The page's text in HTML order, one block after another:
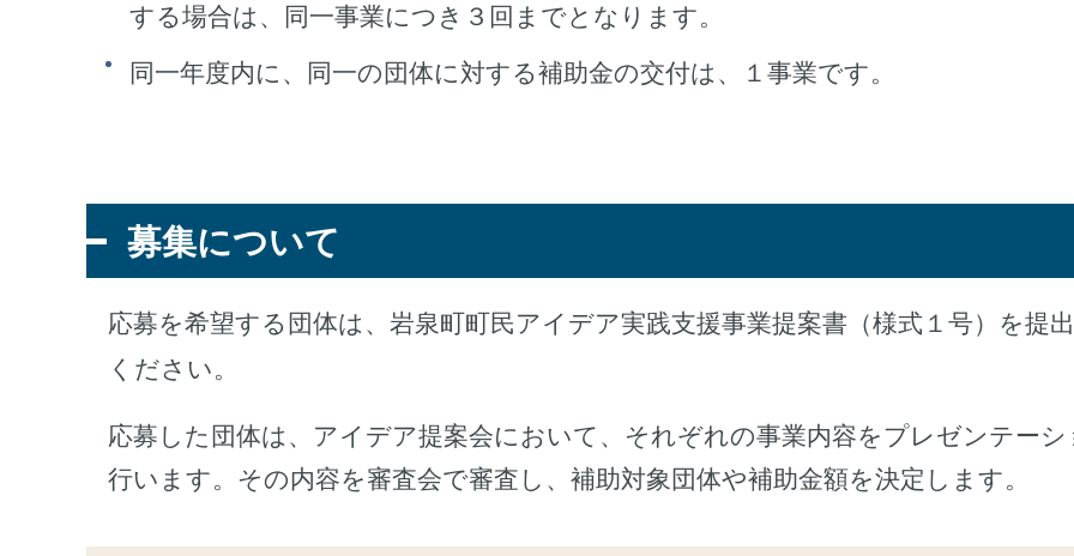
する場合は、同一事業につき３回までとなります。
同一年度内に、同一の団体に対する補助金の交付は、１事業です。
募集について
応募を希望する団体は、岩泉町町民アイデア実践支援事業提案書（様式１号）を提
ください。
応募した団体は、アイデア提案会において、それぞれの事業内容をプレゼンテー
行います。その内容を審査会で審査し、補助対象団体や補助金額を決定します。